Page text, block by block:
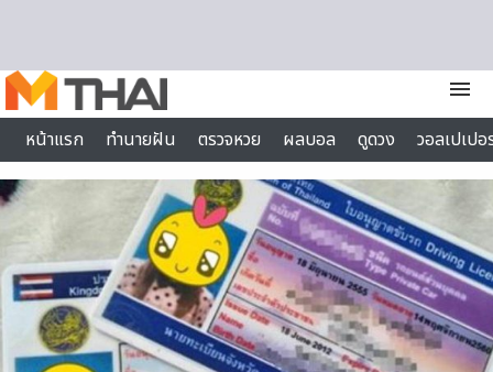
menu
หน้าแรก
ทำนายฝัน ตรวจหวย ผลบอล ดูดวง
วอลเปเป
ไลฟ์สไตล์